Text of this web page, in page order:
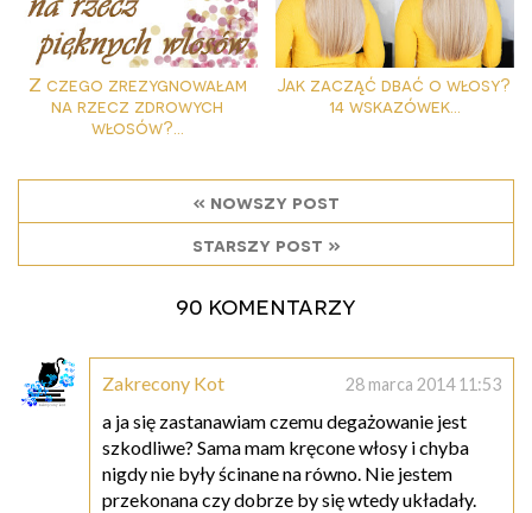
Z czego zrezygnowałam
na rzecz zdrowych
włosów?...
Jak zacząć dbać o włosy?
14 wskazówek...
« nowszy post
starszy post »
90 komentarzy
Zakrecony Kot 28 marca 2014 11:53
a ja się zastanawiam czemu degażowanie jest
szkodliwe? Sama mam kręcone włosy i chyba
nigdy nie były ścinane na równo. Nie jestem
przekonana czy dobrze by się wtedy układały.